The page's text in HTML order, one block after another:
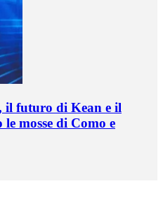
il futuro di Kean e il
mosse di Como e